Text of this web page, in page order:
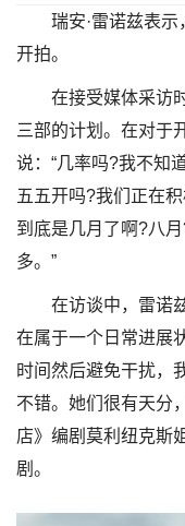
瑞安·雷诺兹表示
开拍。
在接受媒体采访
三部的计划。在对于
说：“几率吗?我不知
五五开吗?我们正在
到底是几月了啊?八
多。”
在访谈中，雷诺
在属于一个日常进展
时间然后避免干扰，
不错。她们很有天分
店》编剧莫利纽克斯
剧。